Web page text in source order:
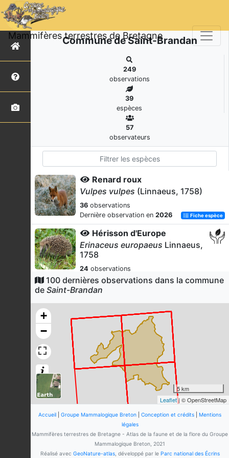
Mammifères terrestres de Bretagne
Commune de Saint-Brandan
249
observations
39
espèces
57
observateurs
Renard roux
Vulpes vulpes (Linnaeus, 1758)
36 observations
Dernière observation en 2026 Fiche espèce
Hérisson d'Europe
Erinaceus europaeus Linnaeus,
1758
24 observations
Dernière observation en 2022 Fiche espèce
Blaireau européen
(Linnaeus, 1758)
observations
Dernière observation en2025
Loutre d'Europe
Lutra lutra (Linnaeus, 1758)
observations
Dernière observation en2024 Fiche espèce
Écureuil roux
Sciurus vulgarisLinnaeus, 1758
observations
Dernière observation en
100 dernières observations dans la commune
de Saint-Brandan
+
−
5 km
Leaflet| © OpenStreetMap
Accueil Groupe Mammalogique Breton Conception et crédits
Mentions
légales
Mammifères terrestres de Bretagne - Atlas de la faune et de la flore du Groupe
Mammalogique Breton, 2021
Réalisé avec GeoNature-atlas, développé par le Parc national des Écrins